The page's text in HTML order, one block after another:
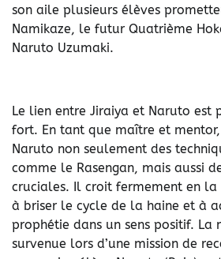
son aile plusieurs élèves
Namikaze, le futur Quatrième
Naruto Uzumaki.
Le lien entre Jiraiya et Naruto est
fort. En tant que maître et mentor,
Naruto non seulement des
comme le Rasengan, mais aussi
cruciales. Il croit fermement en la
à briser le cycle de la haine et à
prophétie dans un sens positif. La
survenue lors d’une mission de